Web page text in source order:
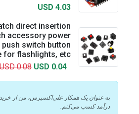
USD 4.03
direct insertion
accessory power
push switch button
for flashlights, etc
USD 0.08 USD 0.04
به عنوان یک همکار علی‌اکسپرس، من از
درآمد کسب می‌کنم.